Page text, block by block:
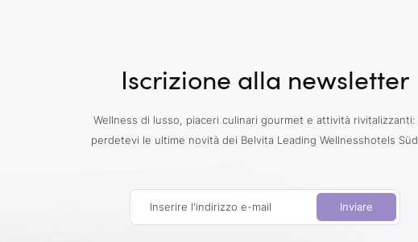
Iscrizione alla newsletter
Wellness di lusso, piaceri culinari gourmet e attività rivitalizzanti:
perdetevi le ultime novità dei Belvita Leading Wellnesshotels
Inserire l'indirizzo e-mail Inviare